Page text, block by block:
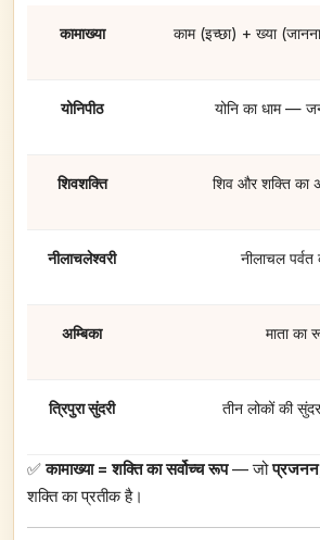
कामाख्या काम (इच्छा) + ख्या
योनिपीठ योनि का धाम —
शिवशक्ति शिव और शक्ति का
नीलाचलेश्वरी नीलाचल पर्वत
अम्बिका माता का
त्रिपुरा सुंदरी तीन लोकों की
✅कामाख्या = शक्ति का सर्वोच्च रूप— जो
शक्ति का प्रतीक है।